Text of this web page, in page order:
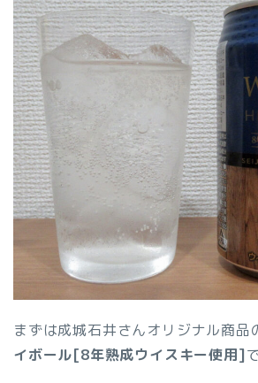
まずは成城石井さんオリジナル商品
イボール[8年熟成ウイスキー使用]